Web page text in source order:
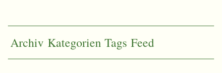
Archiv Kategorien Tags Feed